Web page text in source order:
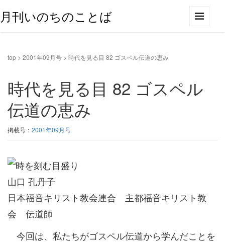
月刊いのちのことば
top > 2001年09月号 > 時代を見る目 82 ゴスペル伝道の恵み
時代を見る目 82 ゴスペル
伝道の恵み
掲載号： 2001年09月号
山口 孔丹子
日本福音キリスト教会連合 主都福音キリスト教
会 伝道師
今回は、私たちがゴスペル伝道から学んだことを